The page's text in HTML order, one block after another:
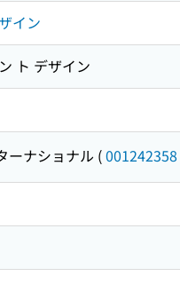
イン
ト デザイン
ーナショナル (001242358